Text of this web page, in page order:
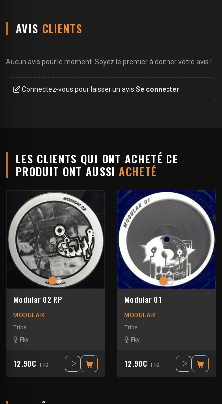
AVIS CLIENTS
Aucun avis pour le moment. Soyez le premier à donner votre avis !
Connectez-vous pour laisser un avis. Se connecter
LES CLIENTS QUI ONT ACHETÉ CE
PRODUIT ONT AUSSIACHETÉ
Modular 02 RP
MODULAR
Tribe
Fky
12.90€ TTC
Modular 01
MODULAR
Tribe
Fky
12.90€ TTC